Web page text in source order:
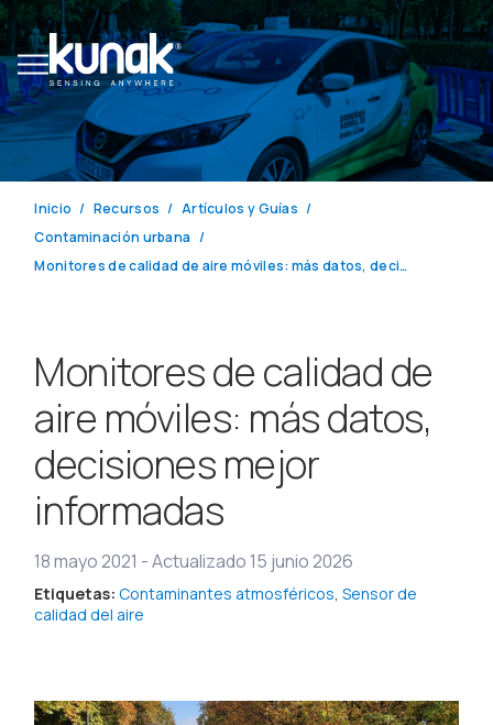
Inicio Recursos
Artículos y Guías
Contaminación urbana
Monitores de calidad de aire móviles: más datos, decisiones mejor informadas
Monitores de calidad de
aire móviles: más datos,
decisiones mejor
informadas
18 mayo 2021 -Actualizado 15 junio 2026
Etiquetas:Contaminantes atmosféricos ,Sensor de
calidad del aire